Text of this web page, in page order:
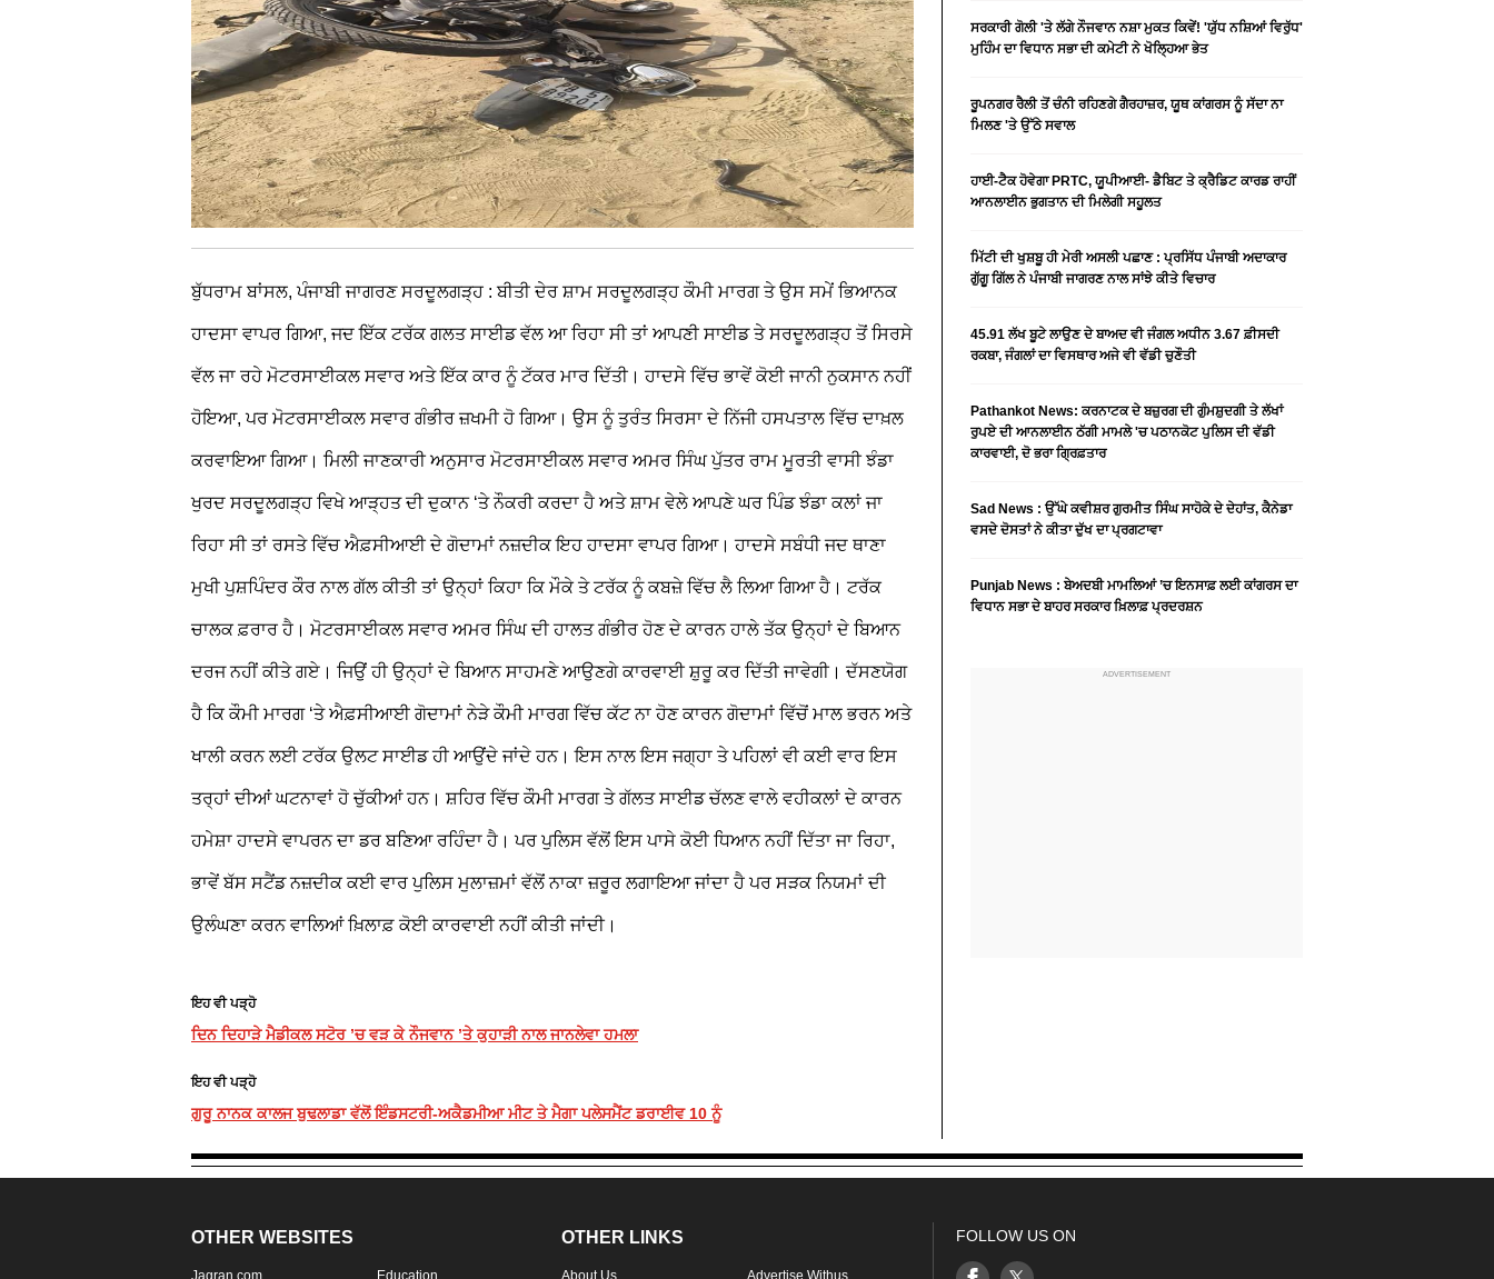
ਬੁੱਧਰਾਮ ਬਾਂਸਲ, ਪੰਜਾਬੀ ਜਾਗਰਣਸਰਦੂਲਗੜ੍ਹ : ਬੀਤੀ ਦੇਰ ਸ਼ਾਮ ਸਰਦੂਲਗੜ੍ਹ ਕੌਮੀ ਮਾਰਗ ਤੇ ਉਸ ਸਮੇਂ ਭਿਆਨਕ
ਹਾਦਸਾ ਵਾਪਰ ਗਿਆ, ਜਦ ਇੱਕ ਟਰੱਕ ਗਲਤ ਸਾਈਡ ਵੱਲ ਆ ਰਿਹਾ ਸੀ ਤਾਂ ਆਪਣੀ ਸਾਈਡ ਤੇ ਸਰਦੂਲਗੜ੍ਹ ਤੋਂ ਸਿਰਸੇ
ਵੱਲ ਜਾ ਰਹੇ ਮੋਟਰਸਾਈਕਲ ਸਵਾਰ ਅਤੇ ਇੱਕ ਕਾਰ ਨੂੰ ਟੱਕਰ ਮਾਰ ਦਿੱਤੀ। ਹਾਦਸੇ ਵਿੱਚ ਭਾਵੇਂ ਕੋਈ ਜਾਨੀ ਨੁਕਸਾਨ ਨਹੀਂ
ਹੋਇਆ, ਪਰ ਮੋਟਰਸਾਈਕਲ ਸਵਾਰ ਗੰਭੀਰ ਜ਼ਖਮੀ ਹੋ ਗਿਆ। ਉਸ ਨੂੰ ਤੁਰੰਤ ਸਿਰਸਾ ਦੇ ਨਿੱਜੀ ਹਸਪਤਾਲ ਵਿੱਚ ਦਾਖ਼ਲ
ਕਰਵਾਇਆ ਗਿਆ। ਮਿਲੀ ਜਾਣਕਾਰੀ ਅਨੁਸਾਰ ਮੋਟਰਸਾਈਕਲ ਸਵਾਰ ਅਮਰ ਸਿੰਘ ਪੁੱਤਰ ਰਾਮ ਮੂਰਤੀ ਵਾਸੀ ਝੰਡਾ
ਖੁਰਦ ਸਰਦੂਲਗੜ੍ਹ ਵਿਖੇ ਆੜ੍ਹਤ ਦੀ ਦੁਕਾਨ ‘ਤੇ ਨੌਕਰੀ ਕਰਦਾ ਹੈ ਅਤੇ ਸ਼ਾਮ ਵੇਲੇ ਆਪਣੇ ਘਰ ਪਿੰਡ ਝੰਡਾ ਕਲਾਂ ਜਾ
ਰਿਹਾ ਸੀ ਤਾਂ ਰਸਤੇ ਵਿੱਚ ਐਫ਼ਸੀਆਈ ਦੇ ਗੋਦਾਮਾਂ ਨਜ਼ਦੀਕ ਇਹ ਹਾਦਸਾ ਵਾਪਰ ਗਿਆ। ਹਾਦਸੇ ਸਬੰਧੀ ਜਦ ਥਾਣਾ
ਮੁਖੀ ਪੁਸ਼ਪਿੰਦਰ ਕੌਰ ਨਾਲ ਗੱਲ ਕੀਤੀ ਤਾਂ ਉਨ੍ਹਾਂ ਕਿਹਾ ਕਿ ਮੌਕੇ ਤੇ ਟਰੱਕ ਨੂੰ ਕਬਜ਼ੇ ਵਿੱਚ ਲੈ ਲਿਆ ਗਿਆ ਹੈ। ਟਰੱਕ
ਚਾਲਕ ਫ਼ਰਾਰ ਹੈ। ਮੋਟਰਸਾਈਕਲ ਸਵਾਰ ਅਮਰ ਸਿੰਘ ਦੀ ਹਾਲਤ ਗੰਭੀਰ ਹੋਣ ਦੇ ਕਾਰਨ ਹਾਲੇ ਤੱਕ ਉਨ੍ਹਾਂ ਦੇ ਬਿਆਨ
ਦਰਜ ਨਹੀਂ ਕੀਤੇ ਗਏ। ਜਿਉਂ ਹੀ ਉਨ੍ਹਾਂ ਦੇ ਬਿਆਨ ਸਾਹਮਣੇ ਆਉਣਗੇ ਕਾਰਵਾਈ ਸ਼ੁਰੂ ਕਰ ਦਿੱਤੀ ਜਾਵੇਗੀ। ਦੱਸਣਯੋਗ
ਹੈ ਕਿ ਕੌਮੀ ਮਾਰਗ ‘ਤੇ ਐਫ਼ਸੀਆਈ ਗੋਦਾਮਾਂ ਨੇੜੇ ਕੌਮੀ ਮਾਰਗ ਵਿੱਚ ਕੱਟ ਨਾ ਹੋਣ ਕਾਰਨ ਗੋਦਾਮਾਂ ਵਿੱਚੋਂ ਮਾਲ ਭਰਨ ਅਤੇ
ਖਾਲੀ ਕਰਨ ਲਈ ਟਰੱਕ ਉਲਟ ਸਾਈਡ ਹੀ ਆਉਂਦੇ ਜਾਂਦੇ ਹਨ। ਇਸ ਨਾਲ ਇਸ ਜਗ੍ਹਾ ਤੇ ਪਹਿਲਾਂ ਵੀ ਕਈ ਵਾਰ ਇਸ
ਤਰ੍ਹਾਂ ਦੀਆਂ ਘਟਨਾਵਾਂ ਹੋ ਚੁੱਕੀਆਂ ਹਨ। ਸ਼ਹਿਰ ਵਿੱਚ ਕੌਮੀ ਮਾਰਗ ਤੇ ਗੱਲਤ ਸਾਈਡ ਚੱਲਣ ਵਾਲੇ ਵਹੀਕਲਾਂ ਦੇ ਕਾਰਨ
ਹਮੇਸ਼ਾ ਹਾਦਸੇ ਵਾਪਰਨ ਦਾ ਡਰ ਬਣਿਆ ਰਹਿੰਦਾ ਹੈ। ਪਰ ਪੁਲਿਸ ਵੱਲੋਂ ਇਸ ਪਾਸੇ ਕੋਈ ਧਿਆਨ ਨਹੀਂ ਦਿੱਤਾ ਜਾ ਰਿਹਾ,
ਭਾਵੇਂ ਬੱਸ ਸਟੈਂਡ ਨਜ਼ਦੀਕ ਕਈ ਵਾਰ ਪੁਲਿਸ ਮੁਲਾਜ਼ਮਾਂ ਵੱਲੋਂ ਨਾਕਾ ਜ਼ਰੂਰ ਲਗਾਇਆ ਜਾਂਦਾ ਹੈ ਪਰ ਸੜਕ ਨਿਯਮਾਂ ਦੀ
ਉਲੰਘਣਾ ਕਰਨ ਵਾਲਿਆਂ ਖ਼ਿਲਾਫ਼ ਕੋਈ ਕਾਰਵਾਈ ਨਹੀਂ ਕੀਤੀ ਜਾਂਦੀ।
ਇਹ ਵੀ ਪੜ੍ਹੋ
ਦਿਨ ਦਿਹਾੜੇ ਮੈਡੀਕਲ ਸਟੋਰ ’ਚ ਵੜ ਕੇ ਨੌਜਵਾਨ ’ਤੇ ਕੁਹਾੜੀ ਨਾਲ ਜਾਨਲੇਵਾ ਹਮਲਾ
ਇਹ ਵੀ ਪੜ੍ਹੋ
ਗੁਰੂ ਨਾਨਕ ਕਾਲਜ ਬੁਢਲਾਡਾ ਵੱਲੋਂ ਇੰਡਸਟਰੀ-ਅਕੈਡਮੀਆ ਮੀਟ ਤੇ ਮੈਗਾ ਪਲੇਸਮੈਂਟ ਡਰਾਈਵ 10 ਨੂੰ
ਸਰਕਾਰੀ ਗੋਲੀ 'ਤੇ ਲੱਗੇ ਨੌਜਵਾਨ ਨਸ਼ਾ ਮੁਕਤ ਕਿਵੇਂ! 'ਯੁੱਧ ਨਸ਼ਿਆਂ ਵਿਰੁੱਧ'
ਮੁਹਿੰਮ ਦਾ ਵਿਧਾਨ ਸਭਾ ਦੀ ਕਮੇਟੀ ਨੇ ਖੋਲ੍ਹਿਆ ਭੇਤ
ਰੂਪਨਗਰ ਰੈਲੀ ਤੋਂ ਚੰਨੀ ਰਹਿਣਗੇ ਗੈਰਹਾਜ਼ਰ, ਯੂਥ ਕਾਂਗਰਸ ਨੂੰ ਸੱਦਾ ਨਾ
ਮਿਲਣ 'ਤੇ ਉੱਠੇ ਸਵਾਲ
ਹਾਈ-ਟੈਕ ਹੋਵੇਗਾ PRTC, ਯੂਪੀਆਈ- ਡੈਬਿਟ ਤੇ ਕ੍ਰੈਡਿਟ ਕਾਰਡ ਰਾਹੀਂ
ਆਨਲਾਈਨ ਭੁਗਤਾਨ ਦੀ ਮਿਲੇਗੀ ਸਹੂਲਤ
ਮਿੱਟੀ ਦੀ ਖੁਸ਼ਬੂ ਹੀ ਮੇਰੀ ਅਸਲੀ ਪਛਾਣ : ਪ੍ਰਸਿੱਧ ਪੰਜਾਬੀ ਅਦਾਕਾਰ
ਗੁੱਗੂ ਗਿੱਲ ਨੇ ਪੰਜਾਬੀ ਜਾਗਰਣ ਨਾਲ ਸਾਂਝੇ ਕੀਤੇ ਵਿਚਾਰ
45.91 ਲੱਖ ਬੂਟੇ ਲਾਉਣ ਦੇ ਬਾਅਦ ਵੀ ਜੰਗਲ ਅਧੀਨ 3.67 ਫ਼ੀਸਦੀ
ਰਕਬਾ, ਜੰਗਲਾਂ ਦਾ ਵਿਸਥਾਰ ਅਜੇ ਵੀ ਵੱਡੀ ਚੁਣੌਤੀ
Pathankot News: ਕਰਨਾਟਕ ਦੇ ਬਜ਼ੁਰਗ ਦੀ ਗੁੰਮਸ਼ੁਦਗੀ ਤੇ ਲੱਖਾਂ
ਰੁਪਏ ਦੀ ਆਨਲਾਈਨ ਠੱਗੀ ਮਾਮਲੇ 'ਚ ਪਠਾਨਕੋਟ ਪੁਲਿਸ ਦੀ ਵੱਡੀ
ਕਾਰਵਾਈ, ਦੋ ਭਰਾ ਗ੍ਰਿਫ਼ਤਾਰ
Sad News : ਉੱਘੇ ਕਵੀਸ਼ਰ ਗੁਰਮੀਤ ਸਿੰਘ ਸਾਹੋਕੇ ਦੇ ਦੇਹਾਂਤ, ਕੈਨੇਡਾ
ਵਸਦੇ ਦੋਸਤਾਂ ਨੇ ਕੀਤਾ ਦੁੱਖ ਦਾ ਪ੍ਰਗਟਾਵਾ
Punjab News : ਬੇਅਦਬੀ ਮਾਮਲਿਆਂ ’ਚ ਇਨਸਾਫ਼ ਲਈ ਕਾਂਗਰਸ ਦਾ
ਵਿਧਾਨ ਸਭਾ ਦੇ ਬਾਹਰ ਸਰਕਾਰ ਖ਼ਿਲਾਫ਼ ਪ੍ਰਦਰਸ਼ਨ
OTHER WEBSITES
Jagran.com Education
OTHER LINKS
About Us Advertise Withus
FOLLOW US ON